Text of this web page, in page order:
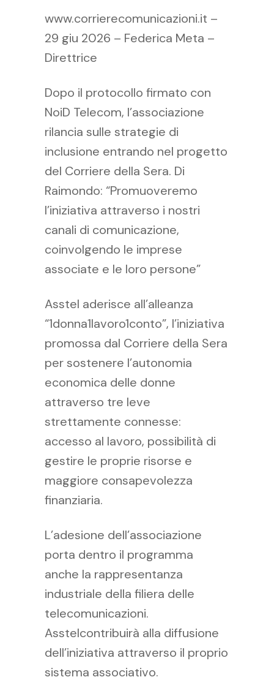
www.corrierecomunicazioni.it –
29 giu 2026 – Federica Meta –
Direttrice
Dopo il protocollo firmato con
NoiD Telecom, l’associazione
rilancia sulle strategie di
inclusione entrando nel progetto
del Corriere della Sera. Di
Raimondo: “Promuoveremo
l’iniziativa attraverso i nostri
canali di comunicazione,
coinvolgendo le imprese
associate e le loro persone”
Asstel aderisce all’alleanza
“1donna1lavoro1conto”, l’iniziativa
promossa dal Corriere della Sera
per sostenere l’autonomia
economica delle donne
attraverso tre leve
strettamente connesse:
accesso al lavoro, possibilità di
gestire le proprie risorse e
maggiore consapevolezza
finanziaria.
L’adesione dell’associazione
porta dentro il programma
anche la rappresentanza
industriale della filiera delle
telecomunicazioni.
Asstelcontribuirà alla diffusione
dell’iniziativa attraverso il proprio
sistema associativo.